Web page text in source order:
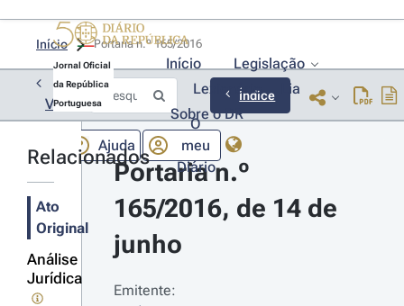
Jornal Oficial
da República
Portuguesa
Início
Legislação
Lexionário
Lia
Sobre o DR
Ajuda
O
meu
Diário
Início
Voltar
Índice
Relacionados
Ato
Original
Análise
Jurídica
Portaria n.º
165/2016, de 14 de
junho
Emitente: